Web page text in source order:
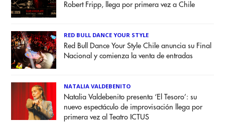
Robert Fripp, llega por primera vez a Chile
RED BULL DANCE YOUR STYLE
Red Bull Dance Your Style Chile anuncia su Final
Nacional y comienza la venta de entradas
NATALIA VALDEBENITO
Natalia Valdebenito presenta ‘El Tesoro’: su
nuevo espectáculo de improvisación llega por
primera vez al Teatro ICTUS